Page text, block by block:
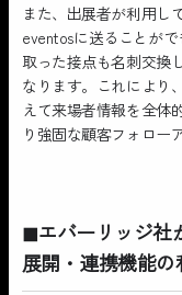
また、出展者が利用し
eventosに送ることが
取った接点も名刺交換
なります。これにより
えて来場者情報を全体
り強固な顧客フォロー
◼︎エバーリッジ社
展開・連携機能の